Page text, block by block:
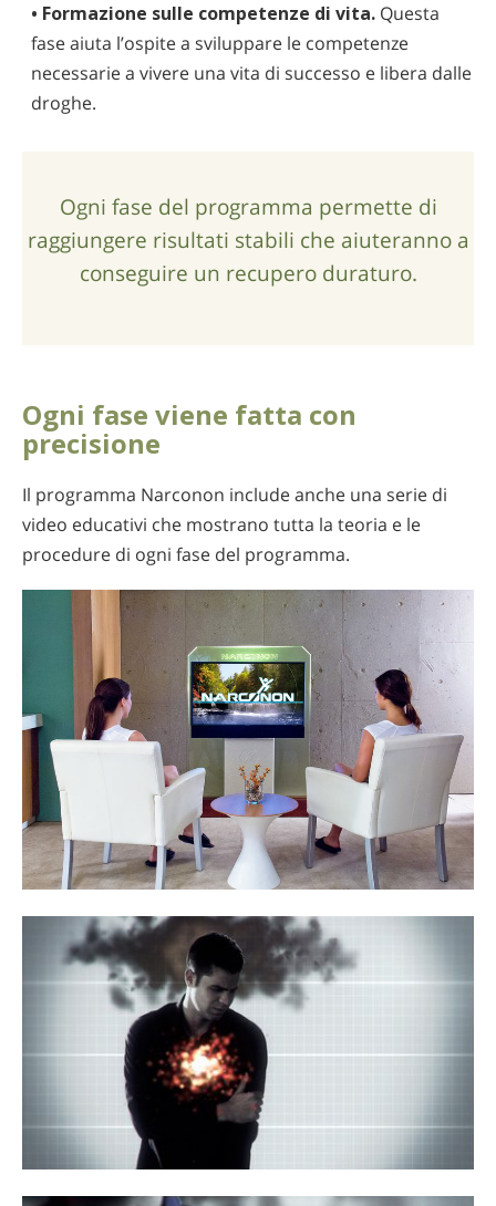
• Formazione sulle competenze di vita. Questa
fase aiuta l’ospite a sviluppare le competenze
necessarie a vivere una vita di successo e libera dalle
droghe.
Ogni fase del programma permette di
raggiungere risultati stabili che aiuteranno a
conseguire un recupero duraturo.
Ogni fase viene fatta con
precisione
Il programma Narconon include anche una serie di
video educativi che mostrano tutta la teoria e le
procedure di ogni fase del programma.